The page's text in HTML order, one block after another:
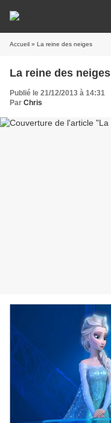
Accueil » La reine des neiges
La reine des neiges
Publié le 21/12/2013 à 14:31
Par Chris